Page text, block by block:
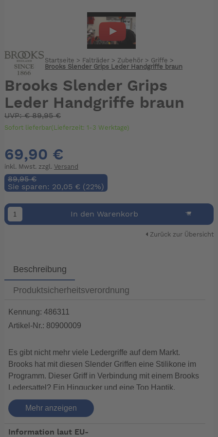
Startseite > Falträder > Zubehör > Griffe >
Brooks Slender Grips Leder Handgriffe braun
Brooks Slender Grips
Leder Handgriffe braun
UVP:€89,95 €
Sofort lieferbar(Lieferzeit: 1-3 Werktage)
69,90 €
inkl. Mwst. zzgl. Versand
89,95 €
Sie sparen: 20,05 € (22%)
In den Warenkorb
Zurück zur Übersicht
Beschreibung
Produktsicherheitsverordnung
Kennung: 486311
Artikel-Nr.: 80900009
Es gibt nicht mehr viele Ledergriffe auf dem Markt.
Brooks hat mit diesen Slender Griffen eine Stilikone im
Programm. Dieser Griff in Verbindung mit einem Brooks
Ledersattel? Ein Hingucker und eine Top Haptik.
Das sagt der Hersteller:
Brooks Lederhandgriffe 130MM & 130MM Länge
Mehr anzeigen
Information laut EU-